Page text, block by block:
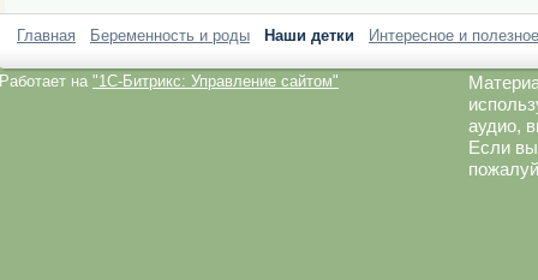
Главная Беременность и роды Наши детки Интересное и полезное
Работает на "1C-Битрикс: Управление сайтом"
аудио,
Если вы